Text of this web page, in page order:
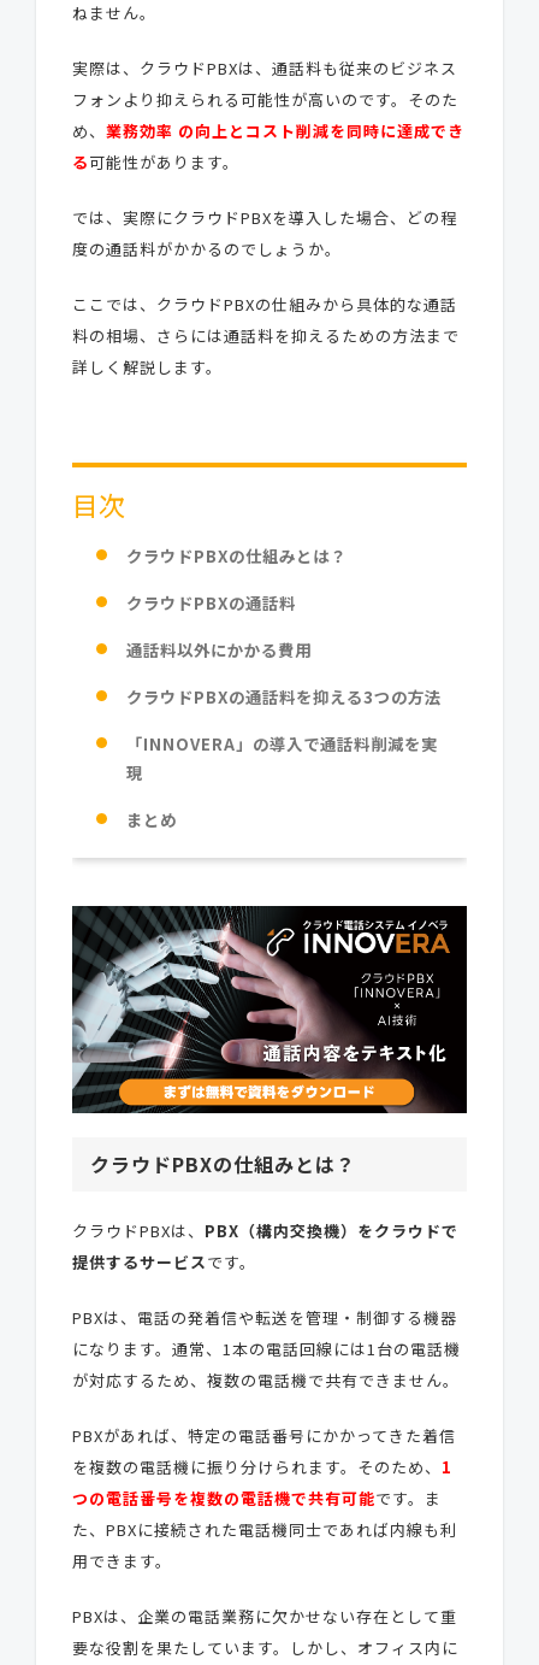
ねません。
実際は、クラウドPBXは、通話料も従来のビジネス
フォンより抑えられる可能性が高いのです。そのた
め、 業務効率 の向上とコスト削減を同時に達成でき
る可能性があります。
では、実際にクラウドPBXを導入した場合、どの程
度の通話料がかかるのでしょうか。
ここでは、クラウドPBXの仕組みから具体的な通話
料の相場、さらには通話料を抑えるための方法まで
詳しく解説します。
目次
クラウドPBXの仕組みとは？
クラウドPBXの通話料
通話料以外にかかる費用
クラウドPBXの通話料を抑える3つの方法
「INNOVERA」の導入で通話料削減を実
現
まとめ
クラウドPBXの仕組みとは？
クラウドPBXは、 PBX（構内交換機）をクラウドで
提供するサービスです。
PBXは、電話の発着信や転送を管理・制御する機器
になります。通常、1本の電話回線には1台の電話機
が対応するため、複数の電話機で共有できません。
PBXがあれば、特定の電話番号にかかってきた着信
を複数の電話機に振り分けられます。そのため、 1
つの電話番号を複数の電話機で共有可能です。ま
た、PBXに接続された電話機同士であれば内線も利
用できます。
PBXは、企業の電話業務に欠かせない存在として重
要な役割を果たしています。しかし、オフィス内に